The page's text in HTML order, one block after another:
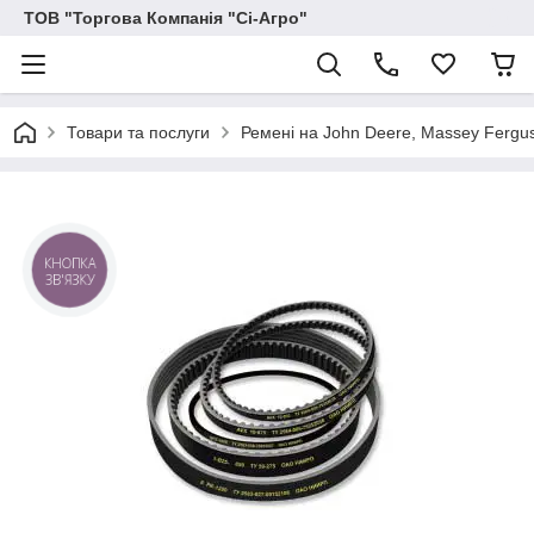
ТОВ "Торгова Компанія "Сі-Агро"
Товари та послуги Ремені на John Deere, Massey
КНОПКА
ЗВ'ЯЗКУ